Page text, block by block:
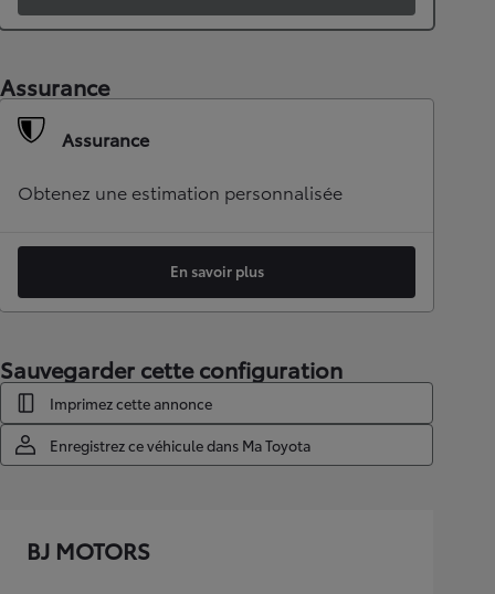
Assurance
Assurance
Obtenez une estimation personnalisée
En savoir plus
Sauvegarder cette configuration
Imprimez cette annonce
Enregistrez ce véhicule dans Ma Toyota
BJ MOTORS